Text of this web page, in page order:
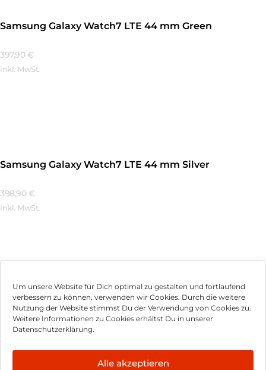
Um unsere Website für Dich optimal zu gestalten und fortlaufend
verbessern zu können, verwenden wir Cookies. Durch die weitere
Nutzung der Website stimmst Du der Verwendung von Cookies zu.
Weitere Informationen zu Cookies erhältst Du in unserer
Datenschutzerklärung.
Alle akzeptieren
Samsung Galaxy Watch7 LTE 44 mm Green
397,90 €
inkl. MwSt.
Samsung Galaxy Watch7 LTE 44 mm Silver
398,90 €
inkl. MwSt.
Impressum